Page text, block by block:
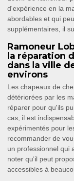
d'expérience en la
abordables et qui
supplémentaires, il
Ramoneur
la réparation
dans la ville
environs
Les chapeaux de
détériorées par les
réparer pour qu'ils
cas, il est
expérimentés pour
recommander de
un professionnel qui
noter qu'il peut
accessibles à